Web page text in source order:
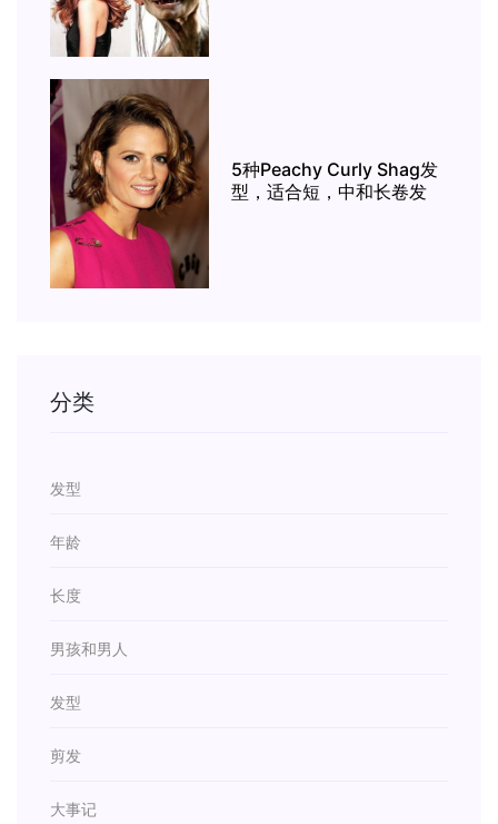
5种Peachy Curly Shag发
型，适合短，中和长卷发
分类
发型
年龄
长度
男孩和男人
发型
剪发
大事记